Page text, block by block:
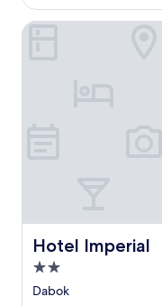
ulasan)
Hotel Imperial
Hotel Imperial
Properti
bintang
Dabok
Hotel Imperial